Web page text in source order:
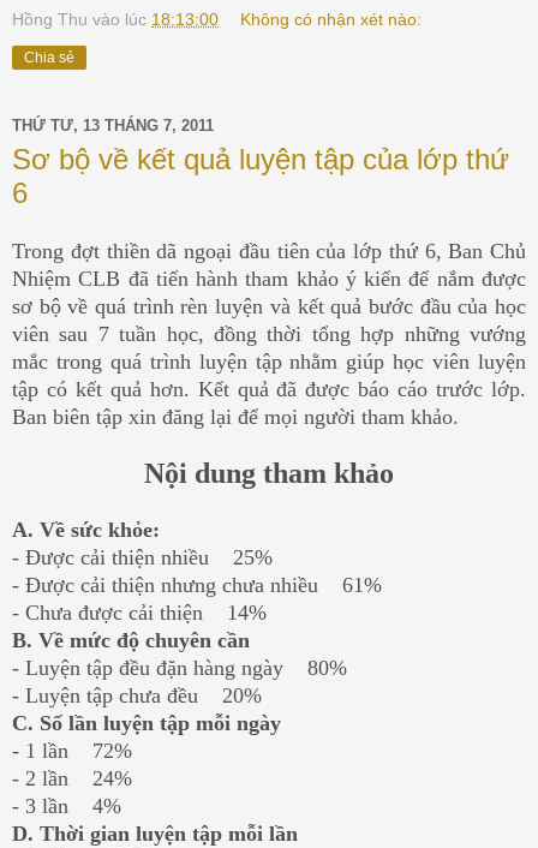
Hồng Thu vào lúc 18:13:00 Không có nhận xét nào:
Chia sẻ
THỨ TƯ, 13 THÁNG 7, 2011
Sơ bộ về kết quả luyện tập của lớp thứ
6
Trong đợt thiền dã ngoại đầu tiên của lớp thứ 6, Ban Chủ
Nhiệm CLB đã tiến hành tham khảo ý kiến để nắm được
sơ bộ về quá trình rèn luyện và kết quả bước đầu của học
viên sau 7 tuần học, đồng thời tổng hợp những vướng
mắc trong quá trình luyện tập nhằm giúp học viên luyện
tập có kết quả hơn. Kết quả đã được báo cáo trước lớp.
Ban biên tập xin đăng lại để mọi người tham khảo.
Nội dung tham khảo
A. Về sức khỏe:
- Được cải thiện nhiều 25%
- Được cải thiện nhưng chưa nhiều 61%
- Chưa được cải thiện 14%
B. Về mức độ chuyên cần
- Luyện tập đều đặn hàng ngày 80%
- Luyện tập chưa đều 20%
C. Số lần luyện tập mỗi ngày
- 1 lần 72%
- 2 lần 24%
- 3 lần 4%
D. Thời gian luyện tập mỗi lần